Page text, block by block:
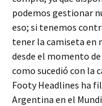
podemos gestionar
eso; si tenemos
tener la camiseta en
desde el momento
como sucedió con la
Footy Headlines ha
Argentina en el